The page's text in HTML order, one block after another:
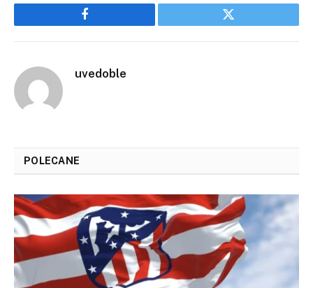
Facebook Twitter
uvedoble
POLECANE